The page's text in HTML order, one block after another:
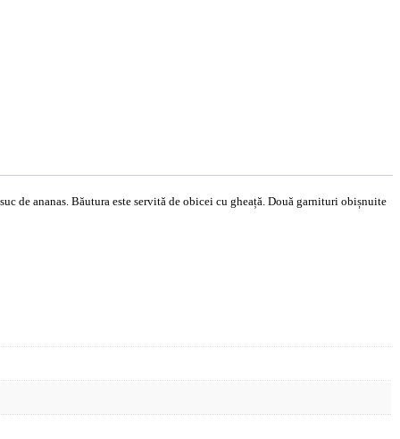
de ananas. Băutura este servită de obicei cu gheață. Două garnituri obișnuite